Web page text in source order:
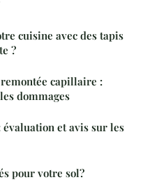
cuisine avec des tapis
?
capillaire :
dommages
et avis sur les
pour votre sol?